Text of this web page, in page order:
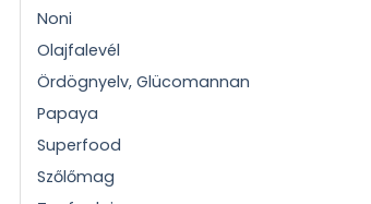
Noni
Olajfalevél
Ördögnyelv, Glücomannan
Papaya
Superfood
Szőlőmag